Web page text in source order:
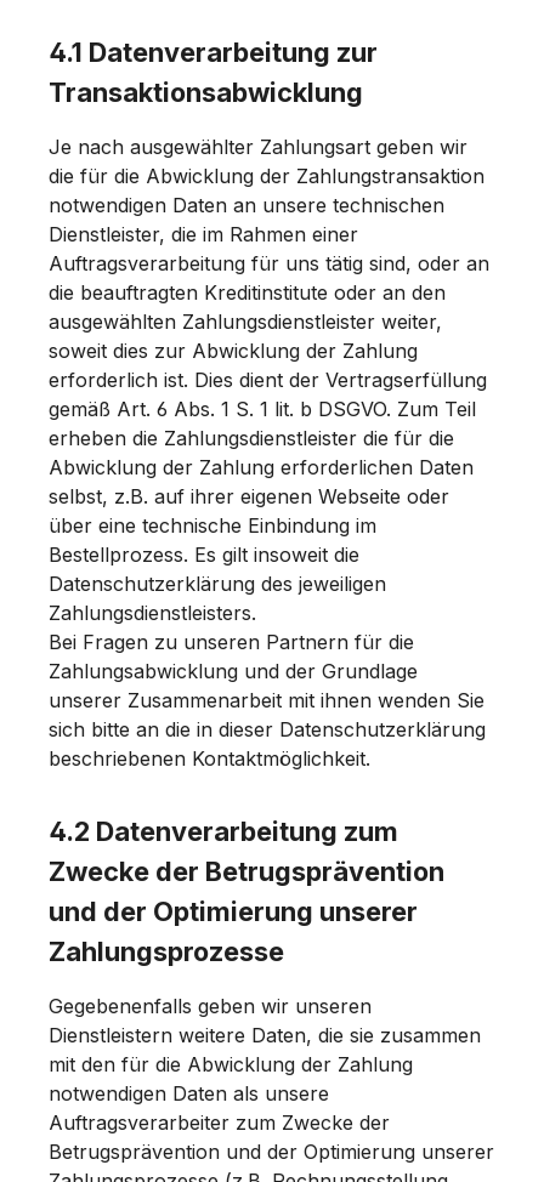
4.1 Datenverarbeitung zur
Transaktionsabwicklung
Je nach ausgewählter Zahlungsart geben wir
die für die Abwicklung der Zahlungstransaktion
notwendigen Daten an unsere technischen
Dienstleister, die im Rahmen einer
Auftragsverarbeitung für uns tätig sind, oder an
die beauftragten Kreditinstitute oder an den
ausgewählten Zahlungsdienstleister weiter,
soweit dies zur Abwicklung der Zahlung
erforderlich ist. Dies dient der Vertragserfüllung
gemäß Art. 6 Abs. 1 S. 1 lit. b DSGVO. Zum Teil
erheben die Zahlungsdienstleister die für die
Abwicklung der Zahlung erforderlichen Daten
selbst, z.B. auf ihrer eigenen Webseite oder
über eine technische Einbindung im
Bestellprozess. Es gilt insoweit die
Datenschutzerklärung des jeweiligen
Zahlungsdienstleisters.
Bei Fragen zu unseren Partnern für die
Zahlungsabwicklung und der Grundlage
unserer Zusammenarbeit mit ihnen wenden Sie
sich bitte an die in dieser Datenschutzerklärung
beschriebenen Kontaktmöglichkeit.
4.2 Datenverarbeitung zum
Zwecke der Betrugsprävention
und der Optimierung unserer
Zahlungsprozesse
Gegebenenfalls geben wir unseren
Dienstleistern weitere Daten, die sie zusammen
mit den für die Abwicklung der Zahlung
notwendigen Daten als unsere
Auftragsverarbeiter zum Zwecke der
Betrugsprävention und der Optimierung unserer